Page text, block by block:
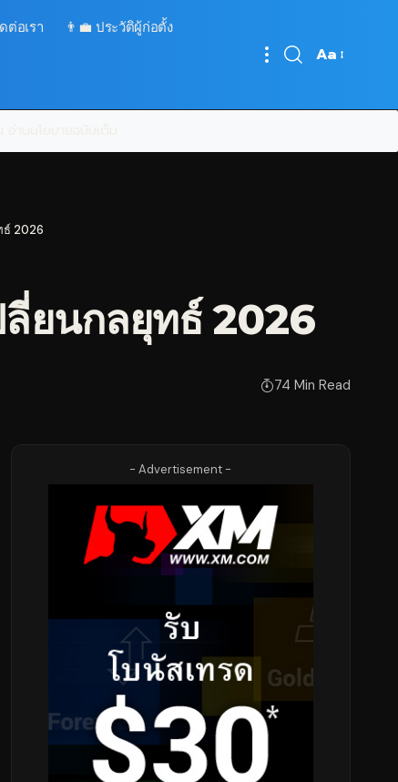
ต่อเรา 👨‍💼 ประวัติผู้ก่อตั้ง
Font
Aa
ธ์ 2026
ลี่ยนกลยุทธ์ 2026
74 Min Read
- Advertisement -